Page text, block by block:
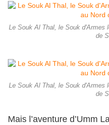
Le Souk Al Thal, le Souk d'Armes
de
Le Souk Al Thal, le Souk d'Armes
de
Mais l’aventure d’Umm